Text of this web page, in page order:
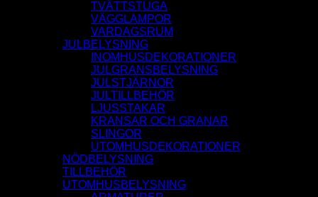
TVÄTTSTUGA
VÄGGLAMPOR
VARDAGSRUM
JULBELYSNING
INOMHUSDEKORATIONER
JULGRANSBELYSNING
JULSTJÄRNOR
JULTILLBEHÖR
LJUSSTAKAR
KRANSAR OCH GRANAR
SLINGOR
UTOMHUSDEKORATIONER
NÖDBELYSNING
TILLBEHÖR
UTOMHUSBELYSNING